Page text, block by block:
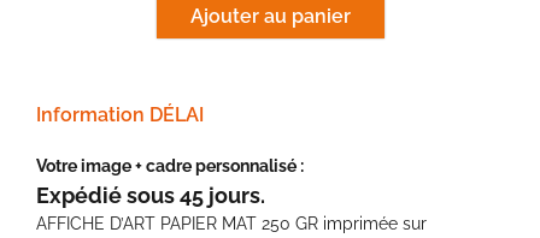
Information DÉLAI
Votre image + cadre personnalisé :
Expédié sous 45 jours.
AFFICHE D’ART PAPIER MAT 250 GR imprimée sur